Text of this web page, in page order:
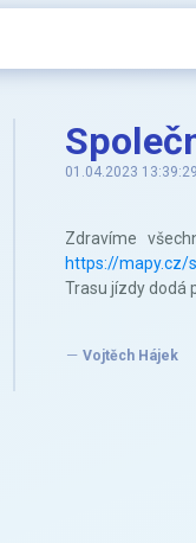
01.04.2023 13:39:29
Zdravíme
https://mapy.cz/
Trasu jízdy dodá
Vojtěch Hájek